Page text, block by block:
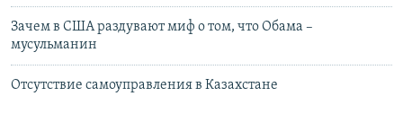
Зачем в США раздувают миф о том, что Обама –
мусульманин
Отсутствие самоуправления в Казахстане